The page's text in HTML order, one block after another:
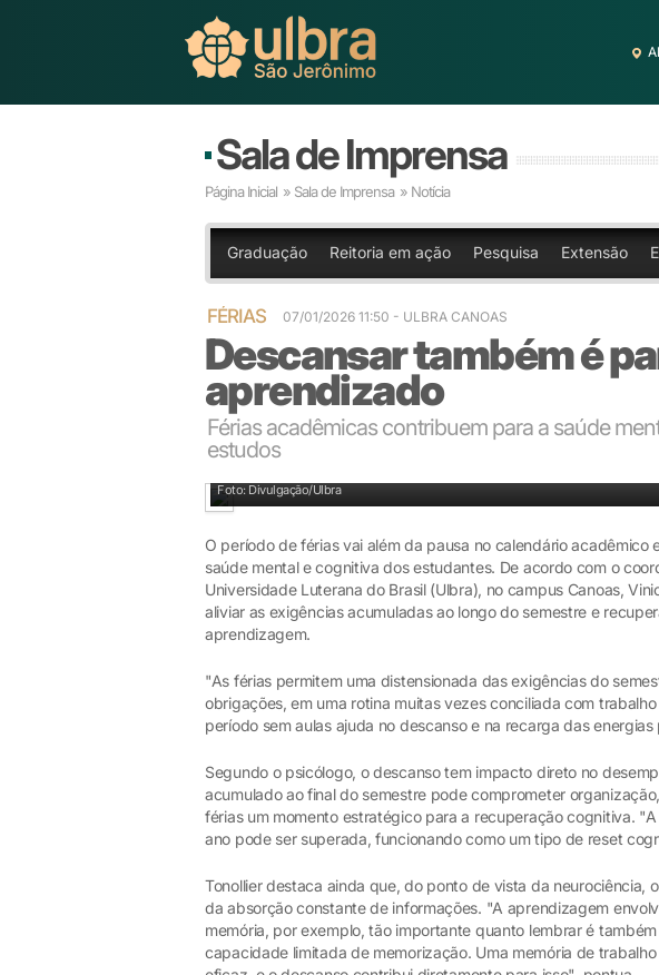
Sala de Imprensa
Página Inicial » Sala de Imprensa » Notícia
Graduação Reitoria em ação Pesquisa Extensão
FÉRIAS 07/01/2026 11:50 - ULBRA CANOAS
Descansar também é
aprendizado
Férias acadêmicas contribuem para a saúde
estudos
Foto: Divulgação/Ulbra
O período de férias vai além da pausa no calendário acadêmico
saúde mental e cognitiva dos estudantes. De acordo com o
Universidade Luterana do Brasil (Ulbra), no campus Canoas,
aliviar as exigências acumuladas ao longo do semestre e
aprendizagem.
"As férias permitem uma distensionada das exigências do
obrigações, em uma rotina muitas vezes conciliada com
período sem aulas ajuda no descanso e na recarga das
Segundo o psicólogo, o descanso tem impacto direto no
acumulado ao final do semestre pode comprometer
férias um momento estratégico para a recuperação cognitiva.
ano pode ser superada, funcionando como um tipo de reset
Tonollier destaca ainda que, do ponto de vista da neurociência,
da absorção constante de informações. "A aprendizagem
memória, por exemplo, tão importante quanto lembrar é
capacidade limitada de memorização. Uma memória de